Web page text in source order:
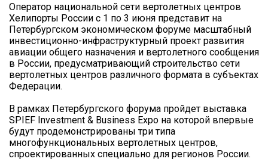
Оператор национальной сети вертолетных центров
Хелипорты России с 1 по 3 июня представит на
Петербургском экономическом форуме масштабный
инвестиционно-инфраструктурный проект развития
авиации общего назначения и вертолетного сообщения
в России, предусматривающий строительство сети
вертолетных центров различного формата в субъектах
Федерации.
В рамках Петербургского форума пройдет выставка
SPIEF Investment & Business Expo на которой впервые
будут продемонстрированы три типа
многофункциональных вертолетных центров,
спроектированных специально для регионов России.